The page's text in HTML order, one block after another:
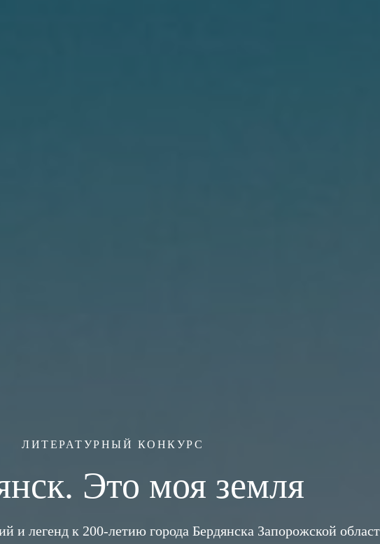
ЛИТЕРАТУРНЫЙ КОНКУРС
Это моя земля
и легенд к 200-летию города Бердянска Запорожской